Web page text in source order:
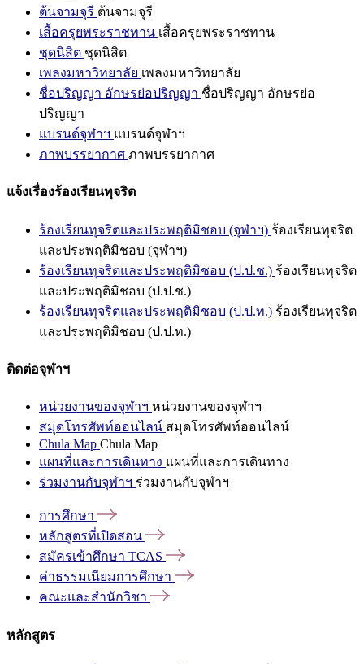
ต้นจามจุรี ต้นจามจุรี
เสื้อครุยพระราชทาน เสื้อครุยพระราชทาน
ชุดนิสิต ชุดนิสิต
เพลงมหาวิทยาลัย เพลงมหาวิทยาลัย
ชื่อปริญญา อักษรย่อปริญญา ชื่อปริญญา อักษรย่อ
ปริญญา
แบรนด์จุฬาฯ แบรนด์จุฬาฯ
ภาพบรรยากาศ ภาพบรรยากาศ
แจ้งเรื่องร้องเรียนทุจริต
ร้องเรียนทุจริตและประพฤติมิชอบ (จุฬาฯ) ร้องเรียนทุจริต
และประพฤติมิชอบ (จุฬาฯ)
ร้องเรียนทุจริตและประพฤติมิชอบ (ป.ป.ช.) ร้องเรียนทุจริต
และประพฤติมิชอบ (ป.ป.ช.)
ร้องเรียนทุจริตและประพฤติมิชอบ (ป.ป.ท.) ร้องเรียนทุจริต
และประพฤติมิชอบ (ป.ป.ท.)
ติดต่อจุฬาฯ
หน่วยงานของจุฬาฯ หน่วยงานของจุฬาฯ
สมุดโทรศัพท์ออนไลน์ สมุดโทรศัพท์ออนไลน์
Chula Map Chula Map
แผนที่และการเดินทาง แผนที่และการเดินทาง
ร่วมงานกับจุฬาฯ ร่วมงานกับจุฬาฯ
การศึกษา
หลักสูตรที่เปิดสอน
สมัครเข้าศึกษา TCAS
ค่าธรรมเนียมการศึกษา
คณะและสำนักวิชา
หลักสูตร